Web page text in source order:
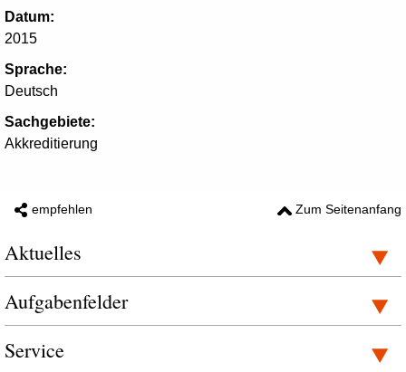
Datum:
2015
Sprache:
Deutsch
Sachgebiete:
Akkreditierung
empfehlen Zum Seitenanfang
Aktuelles
Aufgabenfelder
Service